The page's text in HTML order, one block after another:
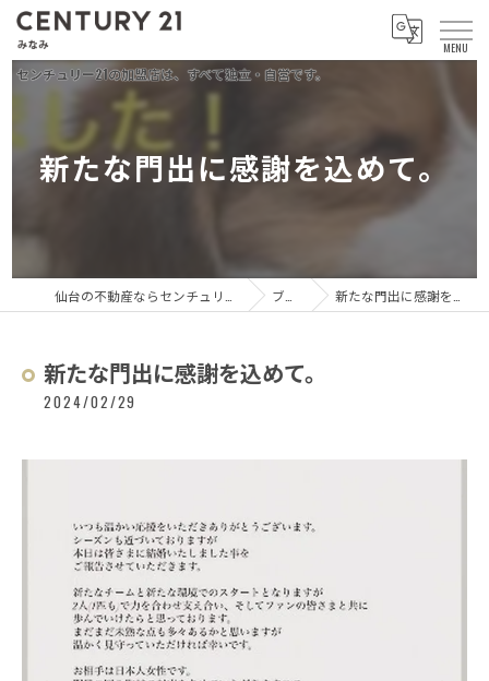
新たな門出に感謝を込めて。
ブログ 新たな門出に感謝を込めて。
新たな門出に感謝を込めて。
2024/02/29